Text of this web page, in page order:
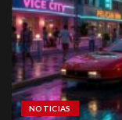
NOTICIAS